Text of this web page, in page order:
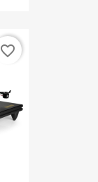
favorite_border